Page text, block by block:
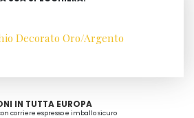
Decorato Oro/Argento
IN TUTTA EUROPA
corriere espresso e imballo sicuro